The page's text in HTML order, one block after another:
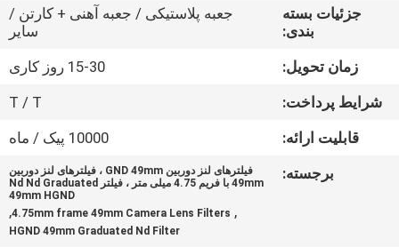
کنترلجزئیات بسته
بندی:
جعبه پلاستیکی / جعبه آهنی + کارتن /
سایر
زمان تحویل:
15-30 روز کاری
شرایط پرداخت:
T / T
قابلیت ارائه:
10000 پیک / ماه
برجسته:
فیلترهای لنز دوربین GND 49mm ، فیلترهای لنز دوربین
49mm با فریم 4.75 میلی متر ، فیلتر Nd Nd Graduated
49mm HGND
,
4.75mm frame 49mm Camera Lens Filters
,
HGND 49mm Graduated Nd Filter